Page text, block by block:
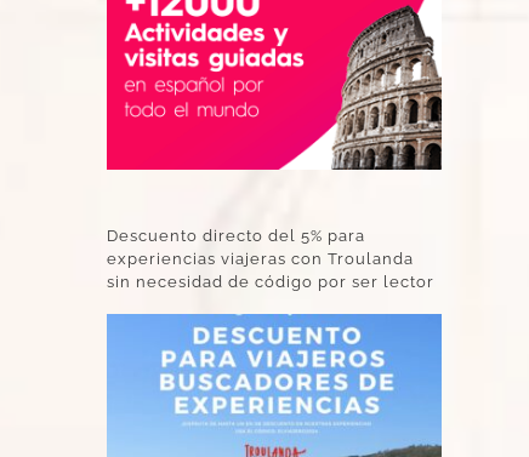
Descuento directo del 5% para
experiencias viajeras con Troulanda
sin necesidad de código por ser lector